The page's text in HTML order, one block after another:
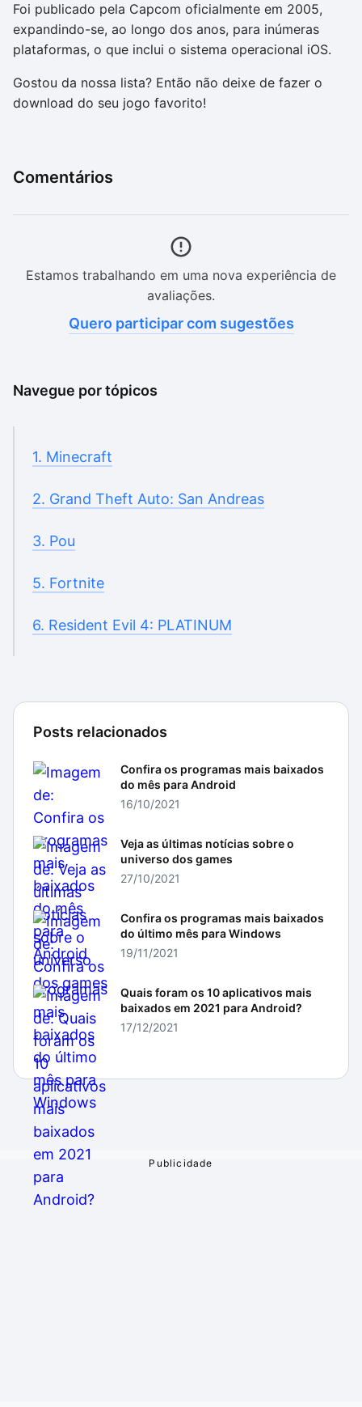
Foi publicado pela Capcom oficialmente em 2005,
expandindo-se, ao longo dos anos, para inúmeras
plataformas, o que inclui o sistema operacional iOS.
Gostou da nossa lista? Então não deixe de fazer o
download do seu jogo favorito!
Comentários
Estamos trabalhando em uma nova experiência de
avaliações.
Quero participar com sugestões
Navegue por tópicos
1. Minecraft
2. Grand Theft Auto: San Andreas
3. Pou
5. Fortnite
6. Resident Evil 4: PLATINUM
Posts relacionados
Confira os programas mais baixados
do mês para Android
16/10/2021
Veja as últimas notícias sobre o
universo dos games
27/10/2021
Confira os programas mais baixados
do último mês para Windows
19/11/2021
Quais foram os 10 aplicativos mais
baixados em 2021 para Android?
17/12/2021